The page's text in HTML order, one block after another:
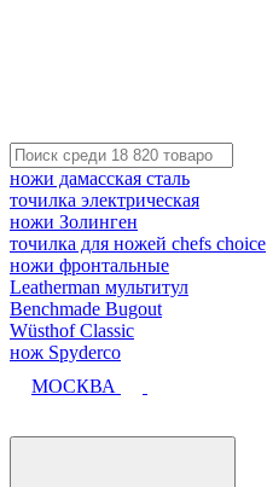
ножи дамасская сталь
точилка электрическая
ножи Золинген
точилка для ножей chefs choice
ножи фронтальные
Leatherman мультитул
Benchmade Bugout
Wüsthof Classic
нож Spyderco
МОСКВА